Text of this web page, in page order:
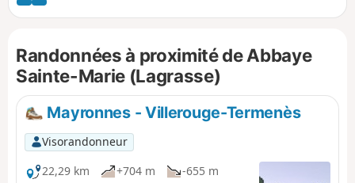
vallonnés, de basse à moyenne altitude (542
saisons. Le parcours passe à proximité de
nombreux châteaux, traverse plusieurs
villages médiévaux et alterne entre pechs et
vallées, en longeant de nombreux vignobles.
Randonnées à proximité de Abbaye
Sainte-Marie (Lagrasse)
Mayronnes - Villerouge-Termenès
Visorandonneur
22,29 km
+704 m
-655 m